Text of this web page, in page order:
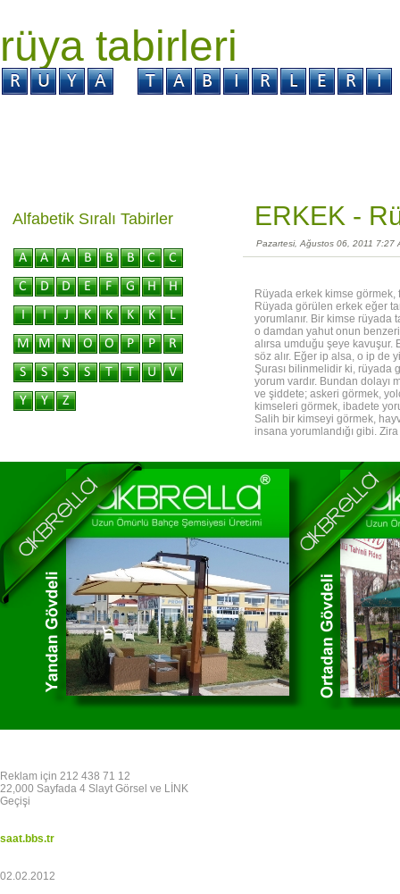
rüya tabirleri
ERKEK -
Pazartesi, Ağustos 06, 2011 7:27
Rüyada erkek kimse
Rüyada görülen erkek eğer
yorumlanır. Bir kimse rüyada
o damdan yahut onun
alırsa umduğu şeye
söz alır. Eğer ip alsa, o ip de
Şurası bilinmelidir ki, rüyada
yorum vardır. Bundan
ve şiddete; askeri görmek,
kimseleri görmek, ibadete
Salih bir kimseyi görmek,
insana yorumlandığı gibi.
Alfabetik Sıralı Tabirler
Reklam için 212 438 71 12
22,000 Sayfada 4 Slayt Görsel ve LİNK
Geçişi
saat.bbs.tr
02.02.2012